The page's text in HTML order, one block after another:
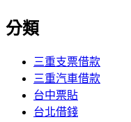
分類
三重支票借款
三重汽車借款
台中票貼
台北借錢